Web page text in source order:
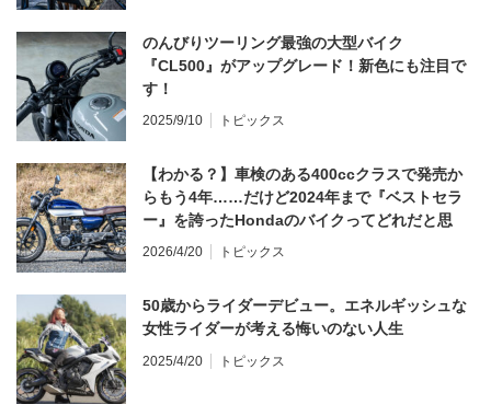
のんびりツーリング最強の大型バイク
『CL500』がアップグレード！新色にも注目で
す！
2025/9/10 トピックス
【わかる？】車検のある400ccクラスで発売か
らもう4年……だけど2024年まで『ベストセラ
ー』を誇ったHondaのバイクってどれだと思
う？
2026/4/20 トピックス
50歳からライダーデビュー。エネルギッシュな
女性ライダーが考える悔いのない人生
2025/4/20 トピックス